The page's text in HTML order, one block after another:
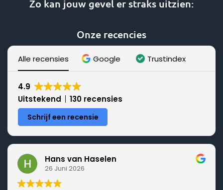
Deze
worden
productpagina
Zo kan jouw gevel er straks uitzien:
Onze recencies
Alle recensies Google Trustindex
4.9
Uitstekend
130 recensies
Schrijf een recensie
Hans van Haselen
26 Juni 2026